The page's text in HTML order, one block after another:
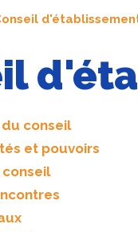
conseil
et pouvoirs